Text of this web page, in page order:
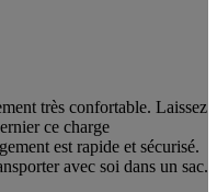
très confortable. Laissez
ce charge
est rapide et sécurisé.
avec soi dans un sac.